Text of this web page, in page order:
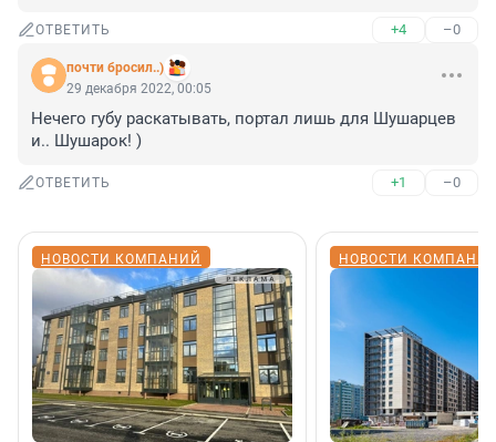
ОТВЕТИТЬ +4 –0
почти бросил..)
29 декабря 2022, 00:05
Нечего губу раскатывать, портал лишь для Шушарцев
и.. Шушарок! )
ОТВЕТИТЬ +1 –0
НОВОСТИ КОМПАНИЙ НОВОСТИ